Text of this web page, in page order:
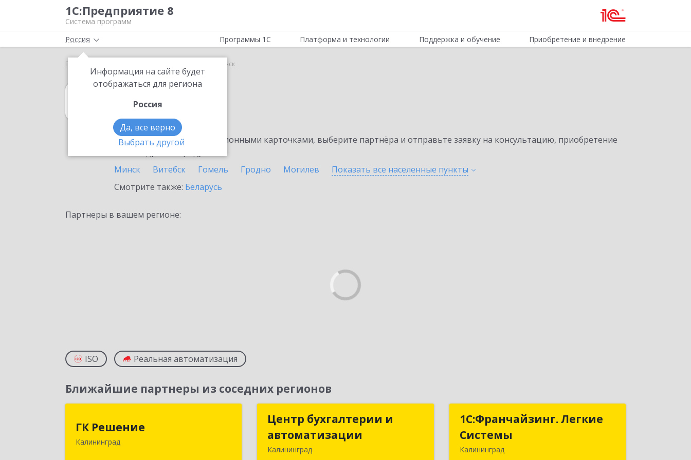
1С:Предприятие 8
Система программ
Россия
Информация на сайте будет
отображаться для региона
Россия
Да, все верно
Выбрать другой
Программы 1С Платформа и технологии Поддержка и обучение Приобретение и внедрение
Главная Пинск
1С:MDM КОРП
в Пинске
Ознакомьтесь с информационными карточками, выберите партнёра и отправьте заявку на консультацию, приобретение
Минск
Витебск Гомель Гродно Могилев Показать все населенные пункты
Смотрите также: Беларусь
Партнеры в вашем регионе:
ISO Реальная автоматизация
Ближайшие партнеры из соседних регионов
ГК Решение
Калининград236038, Калининградская обл,
Центр бухгалтерии и
автоматизации
Калининград
Центр бухгалтерии и
автоматизации
1С:Франчайзинг. Легкие
Системы
Калининград
1С:Франчайзинг. Легкие